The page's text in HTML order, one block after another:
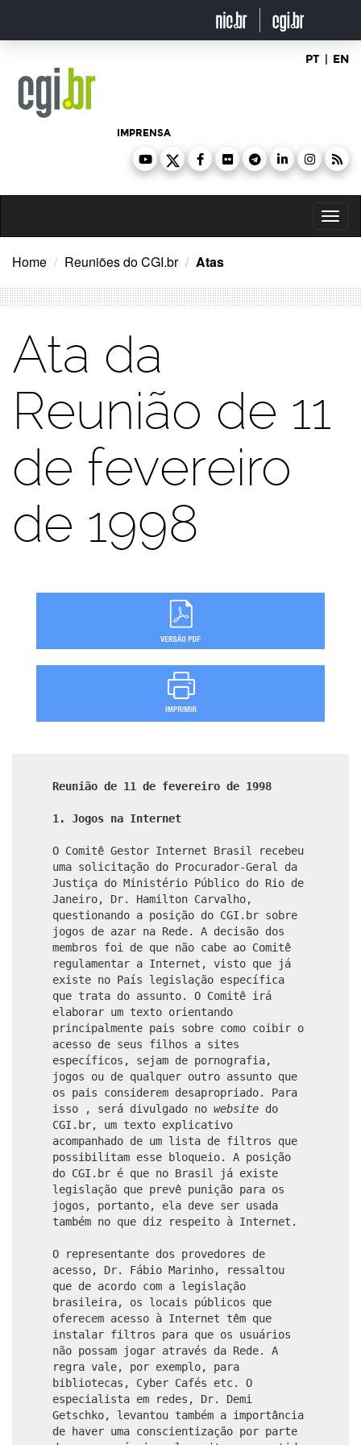
o
PT | EN
IMPRENSA
Home Reuniões do CGI.br Atas
Ata da
Reunião de 11
de fevereiro
de 1998
Reunião de 11 de fevereiro de 1998
1. Jogos na Internet
O Comitê Gestor Internet Brasil recebeu
uma solicitação do Procurador-Geral da
Justiça do Ministério Público do Rio de
Janeiro, Dr. Hamilton Carvalho,
questionando a posição do CGI.br sobre
jogos de azar na Rede. A decisão dos
membros foi de que não cabe ao Comitê
regulamentar a Internet, visto que já
existe no País legislação específica
que trata do assunto. O Comitê irá
elaborar um texto orientando
principalmente pais sobre como coibir o
acesso de seus filhos a sites
específicos, sejam de pornografia,
jogos ou de qualquer outro assunto que
os pais considerem desapropriado. Para
isso , será divulgado no website do
CGI.br, um texto explicativo
acompanhado de um lista de filtros que
possibilitam esse bloqueio. A posição
do CGI.br é que no Brasil já existe
legislação que prevê punição para os
jogos, portanto, ela deve ser usada
também no que diz respeito à Internet.
O representante dos provedores de
acesso, Dr. Fábio Marinho, ressaltou
que de acordo com a legislação
brasileira, os locais públicos que
oferecem acesso à Internet têm que
instalar filtros para que os usuários
não possam jogar através da Rede. A
regra vale, por exemplo, para
bibliotecas, Cyber Cafés etc. O
especialista em redes, Dr. Demi
Getschko, levantou também a importância
de haver uma conscientização por parte